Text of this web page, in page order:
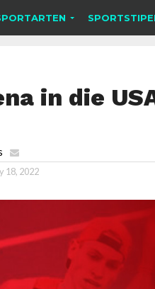
in die
18, 2022